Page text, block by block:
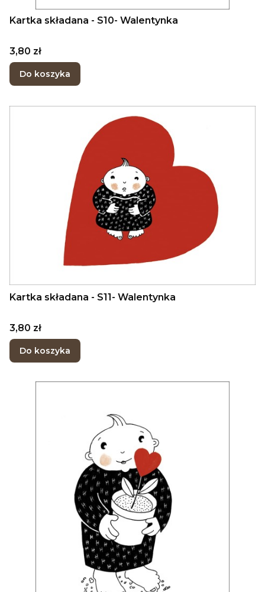
Kartka składana - S10- Walentynka
Cena
3,80 zł
Do koszyka
Kartka składana - S11- Walentynka
Cena
3,80 zł
Do koszyka